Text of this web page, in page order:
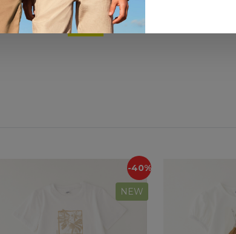
мальчиков
7 540 ₽ 4 524 ₽
-40%
NEW